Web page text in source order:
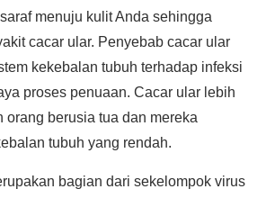
menuju kulit Anda sehingga
cacar ular. Penyebab cacar ular
kekebalan tubuh terhadap infeksi
proses penuaan. Cacar ular lebih
orang berusia tua dan mereka
tubuh yang rendah.
bagian dari sekelompok virus